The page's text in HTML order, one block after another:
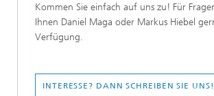
Kommen Sie einfach auf uns zu! Für
Ihnen Daniel Maga oder Markus Hiebel
Verfügung.
INTERESSE? DANN SCHREIBEN SIE UNS!